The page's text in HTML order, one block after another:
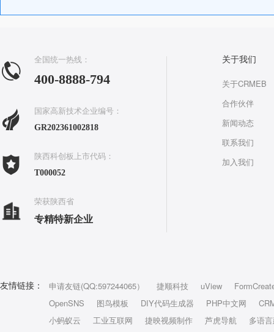
全国统一热线：
400-8888-794
国家高新技术企业编号：
GR202361002818
陕西科创板上市代码：
T000052
荣获陕西省
专精特新企业
关于我们
关于CRMEB
合作伙伴
新闻动态
联系我们
加入我们
友情链接： 申请友链(QQ:597244065） 捷顺科技 uView
OpenSNS
图鸟模板 DIY代码生成器 PHP中文网
小蚂蚁云
工业互联网 捷映视频制作 芦虎导航 多语